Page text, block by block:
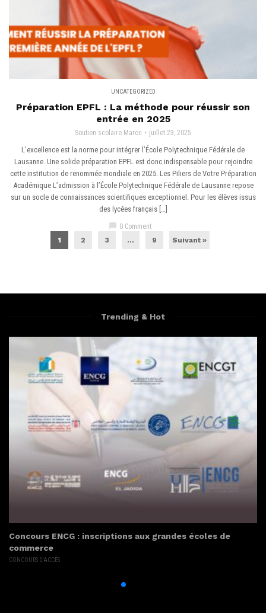
UNCATEGORIZED
Préparation EPFL : La méthode pour réussir son
entrée en 2025
Soutien scolaire Maroc juillet 23, 2025
L’excellence est la norme pour intégrer l’École Polytechnique Fédérale de
Lausanne. Une solide préparation EPFL est donc indispensable pour rejoindre
cette institution de renommée mondiale en 2025. Les Piliers de Votre Préparation
Académique L’admission à l’École Polytechnique Fédérale de Lausanne repose
sur un socle de connaissances scientifiques exceptionnel. Pour les élèves issus
des lycées français […]
chat_bubble 0 Comment
1
2 3 … 9 Suivant »
Trending & Hot
Concours ENCG : inscriptions aux grandes écoles de
commerce
CONCOURS D'ACCÈS